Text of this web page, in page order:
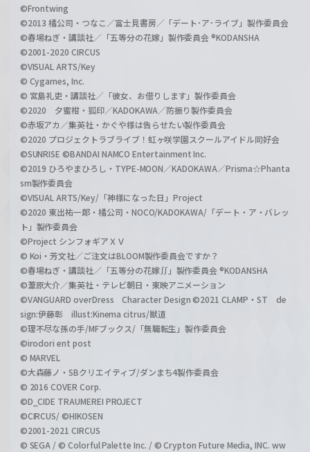
©Frontwing
©2013 橘公司・つなこ／富士見書房／「デート･ア･ライブ」製作委員会
©春場ねぎ・講談社／「五等分の花嫁」製作委員会 ®KODANSHA
©2001-2020 CIRCUS
©VISUAL ARTS/Key
© Cygames, Inc.
© 宮島礼吏・講談社／「彼女、お借りします」製作委員会
©2020 夕蜜柑・狐印／KADOKAWA／防振り製作委員会
©赤坂アカ／集英社・かぐや様は告らせたい製作委員会
©2020 プロジェクトラブライブ！虹ヶ咲学園スクールアイドル同好会
©SUNRISE ©BANDAI NAMCO Entertainment Inc.
©2019 ひろやまひろし・TYPE-MOON／KADOKAWA／Prisma☆Phanta
sm製作委員会
©VISUAL ARTS/Key/「神様になった日」Project
©2020 東出祐一郎・橘公司・NOCO/KADOKAWA/「デート・ア・バレッ
ト」製作委員会
©Project シンフォギアＸＶ
© Koi・芳文社／ご注文はBLOOM製作委員会ですか？
©春場ねぎ・講談社／「五等分の花嫁∬」製作委員会 ®KODANSHA
©葦原大介／集英社・テレビ朝日・東映アニメーション
©VANGUARD overDress Character Design ©2021 CLAMP・ST de
sign:伊藤彰 illust:Kinema citrus/獣道
©理不尽な孫の手/MFブックス/「無職転生」製作委員会
©irodori ent post
© MARVEL
©大森藤ノ・SBクリエイティブ/ダンまち4製作委員会
© 2016 COVER Corp.
©D_CIDE TRAUMEREI PROJECT
©CIRCUS/ ©HIKOSEN
©2001-2021 CIRCUS
© SEGA / © Colorful Palette Inc. / © Crypton Future Media, INC. ww